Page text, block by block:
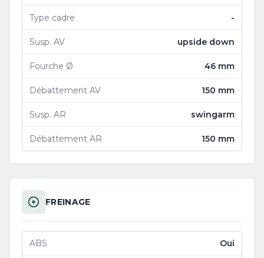
Type cadre -
Susp. AV upside down
Fourche Ø 46 mm
Débattement AV 150 mm
Susp. AR swingarm
Débattement AR 150 mm
FREINAGE
ABS Oui